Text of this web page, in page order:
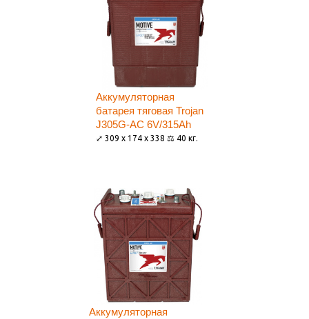
Аккумуляторная
батарея тяговая Trojan
J305G-AC 6V/315Ah
⤢ 309 x 174 x 338 ⚖ 40 кг.
Аккумуляторная